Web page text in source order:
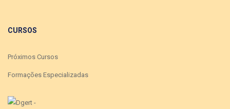
CURSOS
Próximos Cursos
Formações Especializadas